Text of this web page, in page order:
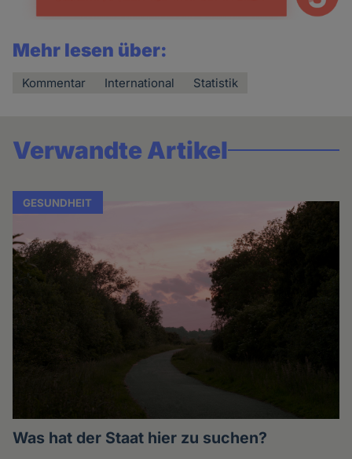
Mehr lesen über:
Kommentar International Statistik
Verwandte Artikel
GESUNDHEIT
Was hat der Staat hier zu suchen?